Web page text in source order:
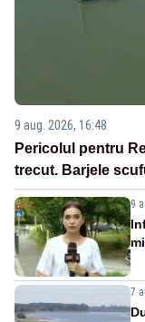
9 aug. 2026, 16:48
Pericolul pentru
trecut. Barjele
9
7